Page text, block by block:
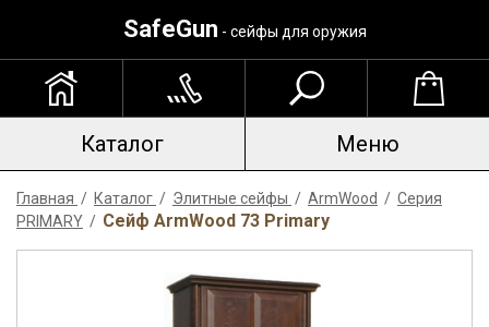
SafeGun - сейфы для оружия
Каталог Меню
Главная / Каталог / Элитные сейфы / ArmWood / Серия
PRIMARY / Сейф ArmWood 73 Primary